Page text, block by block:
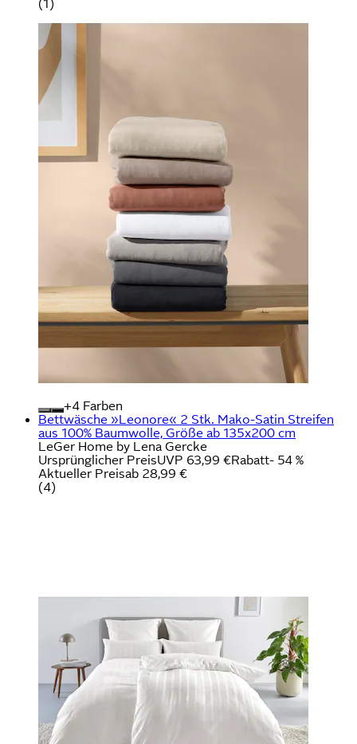
(1)
+
Farben
Bettwäsche »Leonore« 2 Stk. Mako-Satin Streifen
aus 100% Baumwolle, Größe ab 135x200 cm
LeGer Home by Lena Gercke
Ursprünglicher PreisUVP 63,99 €Rabatt- 54 %
Aktueller Preisab 28,99 €
(4)